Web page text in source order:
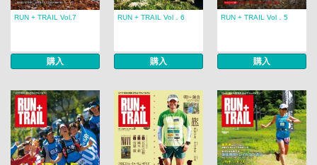
RUN + TRAIL Vol.7
購入
RUN + TRAIL Vol．6
購入
RUN + TRAIL Vol．5
購入